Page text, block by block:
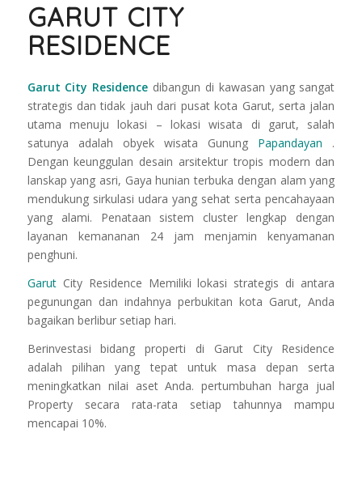
GARUT CITY
RESIDENCE
Garut City Residence dibangun di kawasan yang sangat
strategis dan tidak jauh dari pusat kota Garut, serta jalan
utama menuju lokasi – lokasi wisata di garut, salah
satunya adalah obyek wisata Gunung Papandayan .
Dengan keunggulan desain arsitektur tropis modern dan
lanskap yang asri, Gaya hunian terbuka dengan alam yang
mendukung sirkulasi udara yang sehat serta pencahayaan
yang alami. Penataan sistem cluster lengkap dengan
layanan kemananan 24 jam menjamin kenyamanan
penghuni.
GarutCity Residence Memiliki lokasi strategis di antara
pegunungan dan indahnya perbukitan kota Garut, Anda
bagaikan berlibur setiap hari.
Berinvestasi bidang properti di Garut City Residence
adalah pilihan yang tepat untuk masa depan serta
meningkatkan nilai aset Anda.pertumbuhan harga jual
Property secara rata-rata setiap tahunnya mampu
mencapai 10%.